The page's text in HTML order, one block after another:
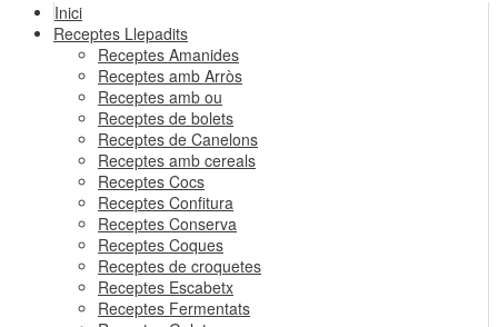
Inici
Receptes Llepadits
Receptes Amanides
Receptes amb Arròs
Receptes amb ou
Receptes de bolets
Receptes de Canelons
Receptes amb cereals
Receptes Cocs
Receptes Confitura
Receptes Conserva
Receptes Coques
Receptes de croquetes
Receptes Escabetx
Receptes Fermentats